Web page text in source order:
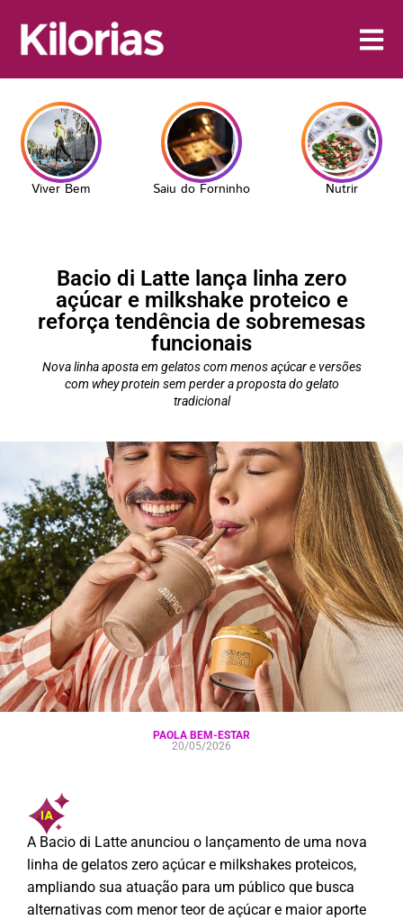
Viver Bem Saiu do Forninho Nutrir
Bacio di Latte lança linha zero
açúcar e milkshake proteico e
reforça tendência de sobremesas
funcionais
Nova linha aposta em gelatos com menos açúcar e versões
com whey protein sem perder a proposta do gelato
tradicional
PAOLA BEM-ESTAR
20/05/2026
A Bacio di Latte anunciou o lançamento de uma nova
linha de gelatos zero açúcar e milkshakes proteicos,
ampliando sua atuação para um público que busca
alternativas com menor teor de açúcar e maior aporte